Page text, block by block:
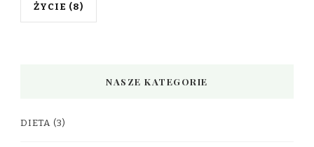
ŻYCIE (8)
NASZE KATEGORIE
DIETA (3)